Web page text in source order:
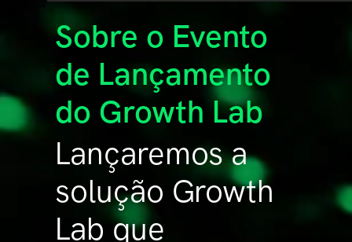
Sobre o Evento
de Lançamento
do Growth Lab
Lançaremos a
solução Growth
Lab que